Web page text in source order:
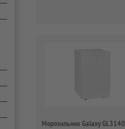
Морозильник Galaxy